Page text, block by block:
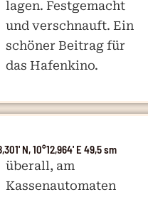
das Hafenkino.
N, 10°12,964' E 49,5 sm
überall, am
Kassenautomaten